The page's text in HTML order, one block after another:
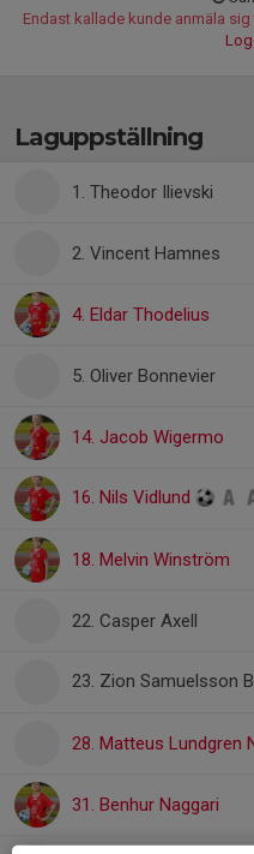
Endast kallade kunde anmäla
Laguppställning
1. Theodor Ilievski
2. Vincent Hamnes
4. Eldar Thodelius
5. Oliver Bonnevier
14. Jacob Wigermo
16. Nils Vidlund
18. Melvin Winström
22. Casper Axell
23. Zion Samuelsson
28. Matteus Lundgren
31. Benhur Naggari